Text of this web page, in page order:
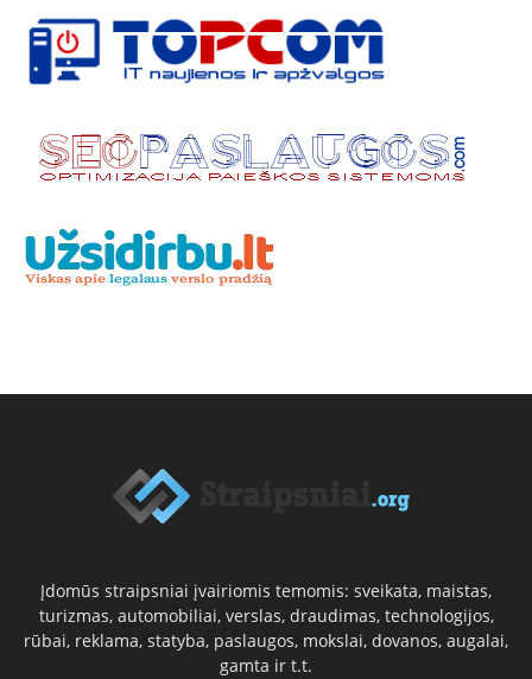
Įdomūs straipsniai įvairiomis temomis: sveikata, maistas,
turizmas, automobiliai, verslas, draudimas, technologijos,
rūbai, reklama, statyba, paslaugos, mokslai, dovanos, augalai,
gamta ir t.t.